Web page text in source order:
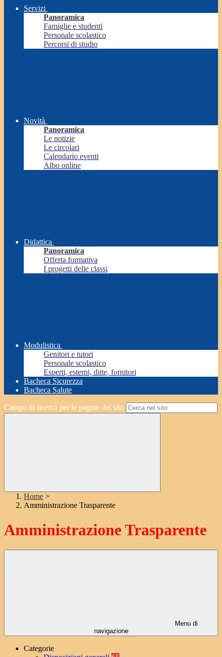
Servizi
Panoramica
Famiglie e studenti
Personale scolastico
Percorsi di studio
Novità
Panoramica
Le notizie
Le circolari
Calendario eventi
Albo online
Didattica
Panoramica
Offerta formativa
I progetti delle classi
Modulistica
Genitori e tutori
Personale scolastico
Esperti, esterni, ditte, fornitori
Bacheca Sicurezza
Bacheca Salute
Campo di ricerca per le pagine del sito
Home >
Amministrazione Trasparente
Amministrazione Trasparente
Menu di
navigazione
Categorie